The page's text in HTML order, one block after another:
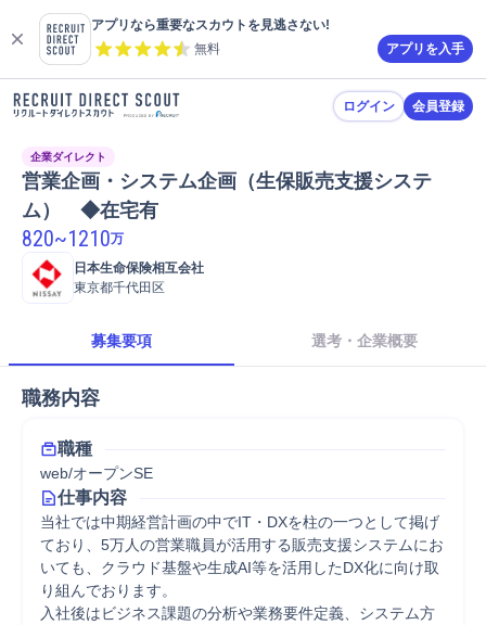
アプリなら重要なスカウトを見逃さない!
無料
アプリを入手
ログイン 会員登録
企業ダイレクト
営業企画・システム企画（生保販売支援システ
ム）　◆在宅有
820~1210万
日本生命保険相互会社
東京都千代田区
募集要項 選考・企業概要
職務内容
職種
web/オープンSE
仕事内容
当社では中期経営計画の中でIT・DXを柱の一つとして掲げ
ており、5万人の営業職員が活用する販売支援システムにお
いても、クラウド基盤や生成AI等を活用したDX化に向け取
り組んでおります。
入社後はビジネス課題の分析や業務要件定義、システム方